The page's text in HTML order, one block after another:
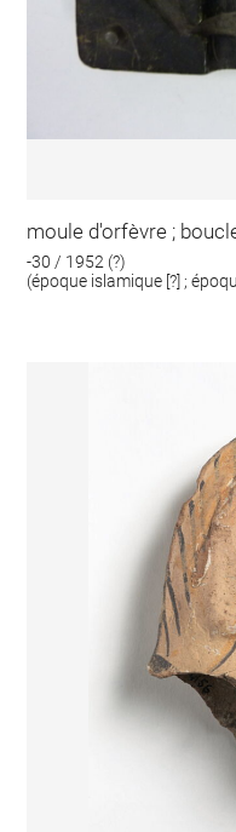
moule d'orfèvre ;
-30 / 1952 (?)
(époque islamique [?] ;